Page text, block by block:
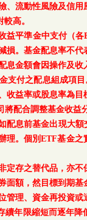
流動性風險及信
高。
平準金中支付（
。基金配息率不
金額會因操作及
支付之配息組成項
益率或股息率為
配合調整基金收
息前基金出現大
。個別ETF基金
存之替代品，亦
額，然目標到期
理、資金再投資
年限縮短而逐年